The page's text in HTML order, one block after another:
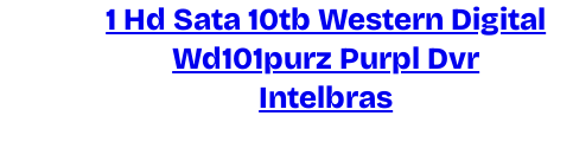
1 Hd Sata 10tb Western Digital
Wd101purz Purpl Dvr
Intelbras